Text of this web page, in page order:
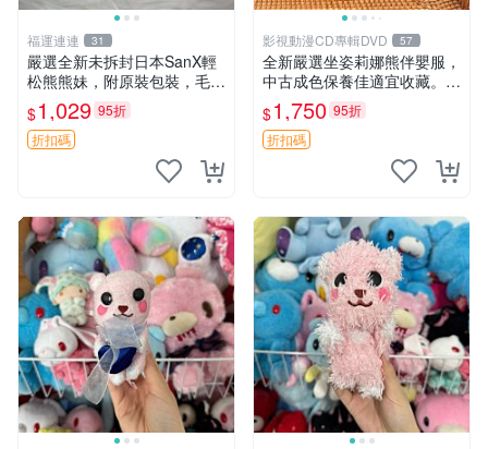
福運連連 31
嚴選全新未拆封日本SanX輕
松熊熊妹，附原裝包裝，毛絨
質地極佳，細膩可愛，推薦收
藏兼送禮，適合女性好友或家
人，限量釋出。鬆熊、熊玩
$1,029 95折
折扣碼
影視動漫CD專輯DVD 57
全新嚴選坐姿莉娜熊伴嬰服，
中古成色保養佳適宜收藏。無
盒子但品質完好，快速出貨。
建議入手！ 中古 玩偶 滬漫
$1,750 95折
折扣碼